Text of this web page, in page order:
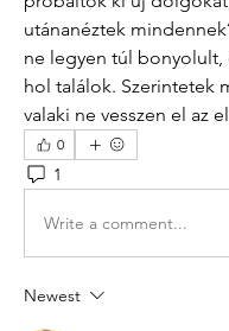
utánanéztek
ne legyen túl bonyolult,
hol találok. Szerintetek
valaki ne vesszen el az
0
1
Write a comment...
Newest